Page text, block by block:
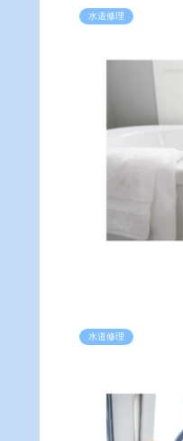
水道修理
水道修理